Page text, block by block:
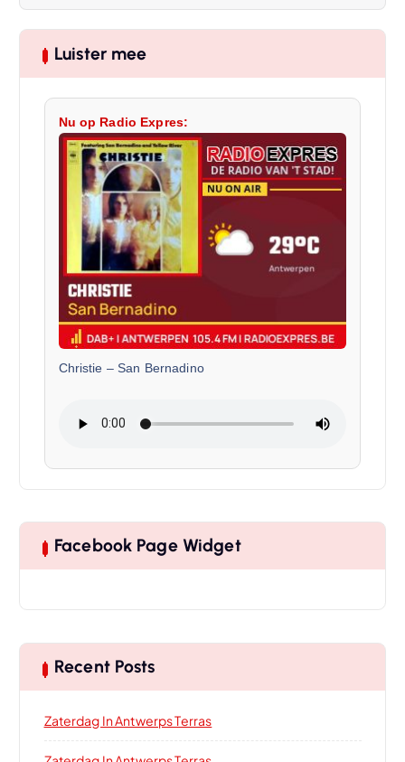
Luister mee
Nu op Radio Expres:
Christie –San Bernadino
Facebook Page Widget
Recent Posts
Zaterdag In Antwerps Terras